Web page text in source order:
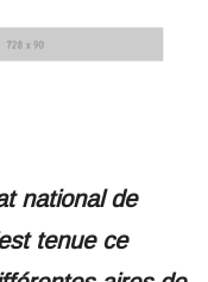
national de
tenue ce